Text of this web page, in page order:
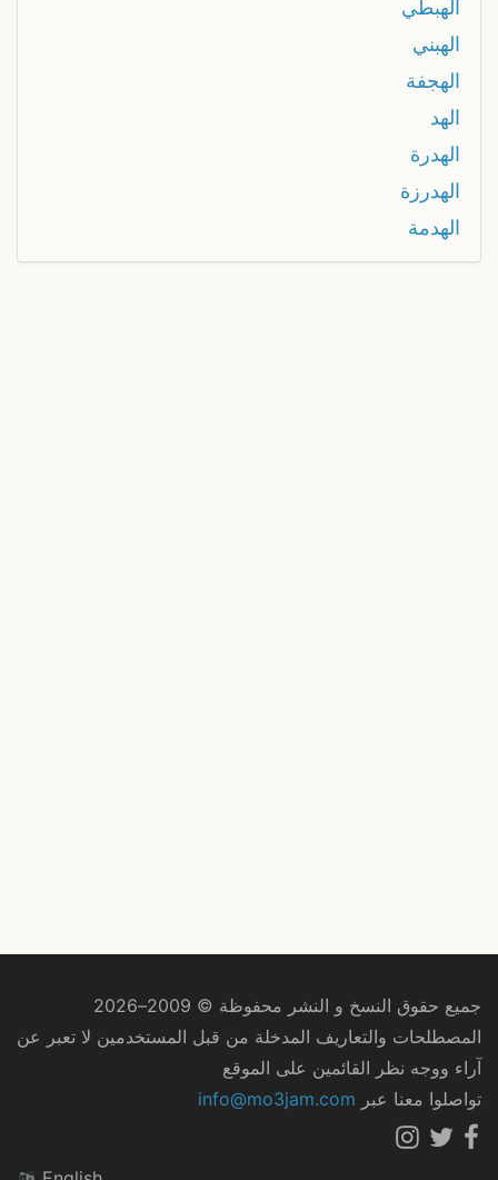
الهبطي
الهبني
الهجفة
الهد
الهدرة
الهدرزة
الهدمة
جميع حقوق النسخ و النشر محفوظة © 2009–2026
المصطلحات والتعاريف المدخلة من قبل المستخدمين لا تعبر عن
آراء ووجه نظر القائمين على الموقع
تواصلوا معنا عبر info@mo3jam.com